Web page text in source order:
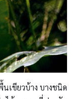
เขียวบ้าง บางชนิด